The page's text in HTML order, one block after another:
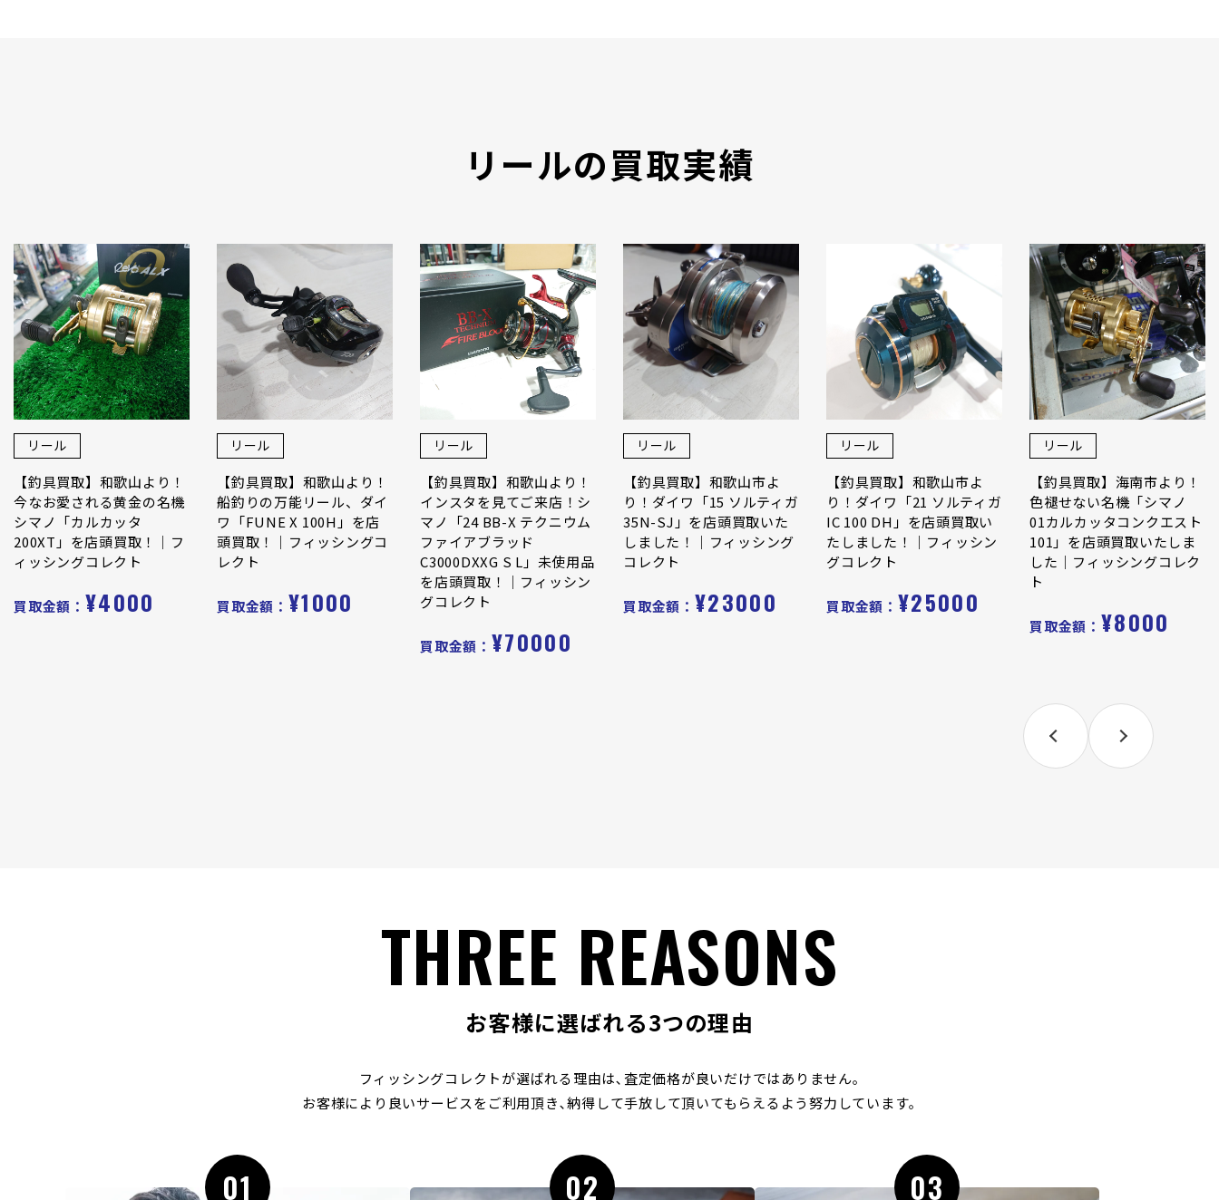
リールの買取実績
リール
【釣具買取】和歌山より！
今なお愛される黄金の名機
シマノ「カルカッタ
200XT」を店頭買取！｜フ
ィッシングコレクト
買取金額： ¥4000
リール
【釣具買取】和歌山より！
船釣りの万能リール、ダイ
ワ「FUNE X 100H」を店
頭買取！｜フィッシングコ
レクト
買取金額： ¥1000
リール
【釣具買取】和歌山より！
インスタを見てご来店！シ
マノ「24 BB-X テクニウム
ファイアブラッド
C3000DXXG S L」未使用品
を店頭買取！｜フィッシン
グコレクト
買取金額： ¥70000
リール
【釣具買取】和歌山市よ
り！ダイワ「15 ソルティガ
35N-SJ」を店頭買取いた
しました！｜フィッシング
コレクト
買取金額： ¥23000
リール
【釣具買取】和歌山市よ
り！ダイワ「21 ソルティガ
IC 100 DH」を店頭買取い
たしました！｜フィッシン
グコレクト
買取金額： ¥25000
リール
【釣具買取】海南市より！
色褪せない名機「シマノ
01カルカッタコンクエスト
101」を店頭買取いたしま
した｜フィッシングコレク
ト
買取金額： ¥8000
THREE REASONS
お客様に選ばれる3つの理由
フィッシングコレクトが選ばれる理由は､ 査定価格が良いだけではありません｡
お客様により良いサービスをご利用頂き､納得して手放して頂いてもらえるよう努力しています｡
01 02 03